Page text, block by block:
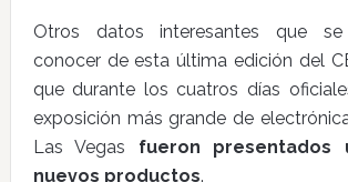
Otros datos interesantes que
conocer de esta última edición del
que durante los cuatros días
exposición más grande de
Las Vegas fueron presentados
nuevos productos.